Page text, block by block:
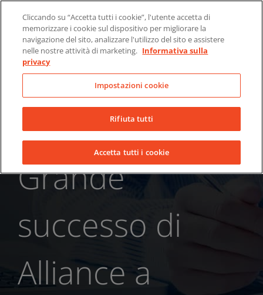
content
LinkedInYouTubeFacebook
Grande
successo di
Alliance a
Cliccando su “Accetta tutti i cookie”, l'utente accetta di
memorizzare i cookie sul dispositivo per migliorare la
navigazione del sito, analizzare l'utilizzo del sito e assistere
nelle nostre attività di marketing. Informativa sulla
privacy
Impostazioni cookie
Rifiuta tutti
Accetta tutti i cookie